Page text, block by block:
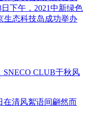
下午，2021中新绿色
生态科技岛成功举办
SNECO CLUB于秋风
在清风絮语间翩然而